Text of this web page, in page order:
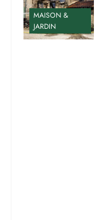
MAISON &
JARDIN